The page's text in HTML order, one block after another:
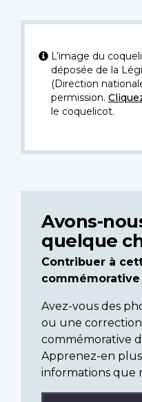
L’image du
déposée de la
(Direction
permission.
le coquelicot.
Avons-
quelque
Contribuer à
commémorative
Avez-vous des
ou une
commémorative
Apprenez-en
informations que